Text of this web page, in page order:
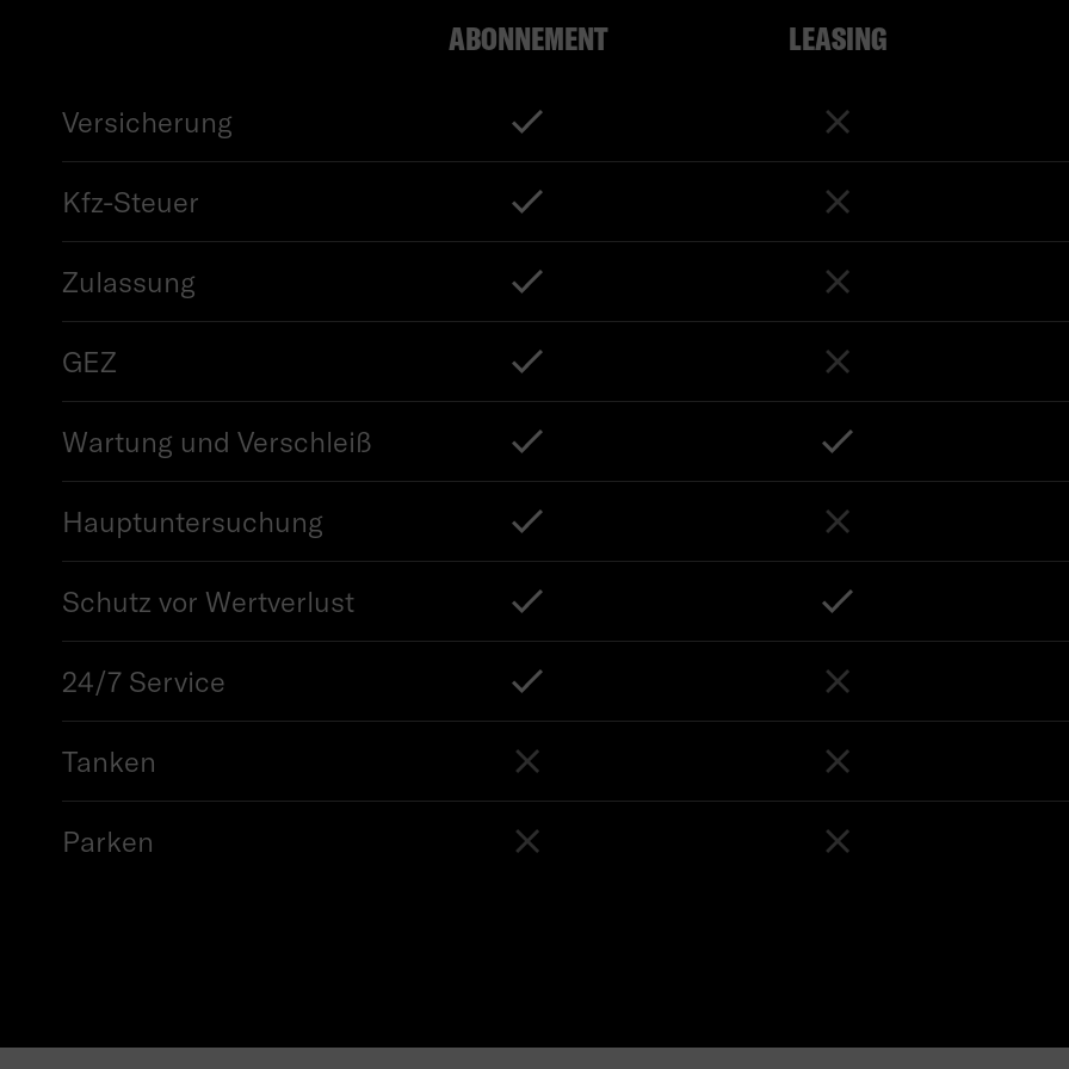
ABONNEMENT LEASING
Versicherung
Kfz-Steuer
Zulassung
GEZ
Wartung und Verschleiß
Hauptuntersuchung
Schutz vor Wertverlust
24/7 Service
Tanken
Parken